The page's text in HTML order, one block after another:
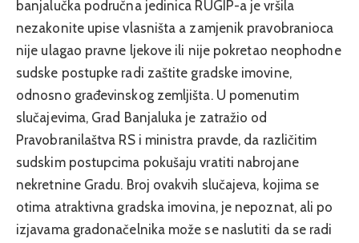
banjalučka područna jedinica RUGIP-a je vršila
nezakonite upise vlasništa a zamjenik pravobranioca
nije ulagao pravne ljekove ili nije pokretao neophodne
sudske postupke radi zaštite gradske imovine,
odnosno građevinskog zemljišta. U pomenutim
slučajevima, Grad Banjaluka je zatražio od
Pravobranilaštva RS i ministra pravde, da različitim
sudskim postupcima pokušaju vratiti nabrojane
nekretnine Gradu. Broj ovakvih slučajeva, kojima se
otima atraktivna gradska imovina, je nepoznat, ali po
izjavama gradonačelnika može se naslutiti da se radi